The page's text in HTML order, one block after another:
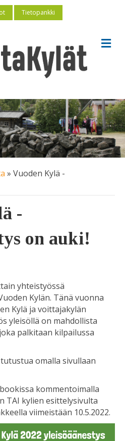
Tietopankki
V
a
o
» Vuoden Kylä -
-
on auki!
yhteistyössä
Kylän. Tänä vuonna
Kylä ja voittajakylän
yleisöllä on mahdollista
palkitaan kilpailussa
omalla sivullaan
kommentoimalla
TAI kylien esittelysivulta
viimeistään 10.5.2022.